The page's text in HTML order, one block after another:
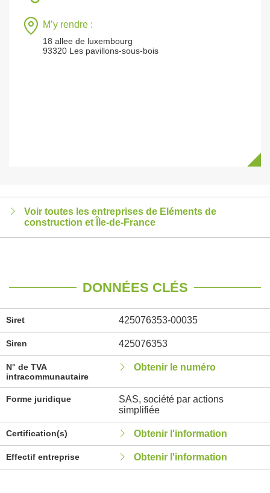
M’y rendre :
18 allee de luxembourg
93320 Les pavillons-sous-bois
Voir toutes les entreprises de Eléments de
construction et Île-de-France
DONNÉES CLÉS
Siret 425076353-00035
Siren 425076353
N° de TVA
intracommunautaire
Obtenir le numéro
Forme juridique
SAS, société par actions
simplifiée
Certification(s) Obtenir l'information
Effectif entreprise Obtenir l'information